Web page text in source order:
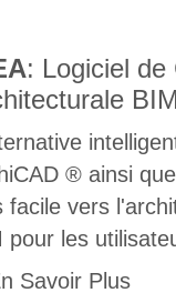
: Logiciel de
® ainsi
facile vers
pour les
Savoir Plus